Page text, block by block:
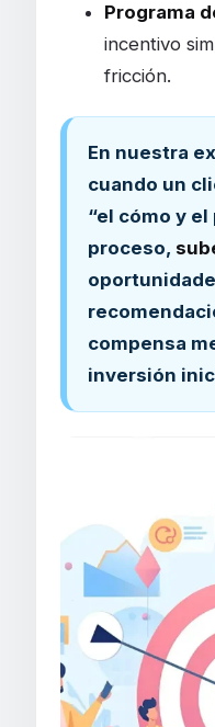
Programa
incentivo
fricción.
En nuestra
cuando un
“el cómo y
proceso,
compensa
inversión